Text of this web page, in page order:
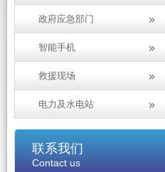
政府应急部门
智能手机
救援现场
电力及水电站
联系我们
Contact us